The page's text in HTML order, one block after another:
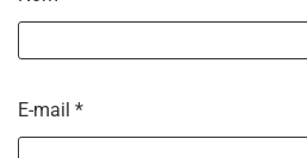
E-mail *